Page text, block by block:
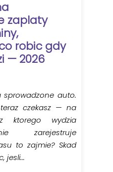
zaplaty
robic gdy
— 2026
sprowadzone auto.
teraz czekasz — na
ktorego wydzia
zarejestruje
to zajmie? Skad
jesli...